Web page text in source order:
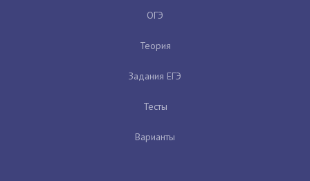
ОГЭ
Теория
Задания ЕГЭ
Тесты
Варианты